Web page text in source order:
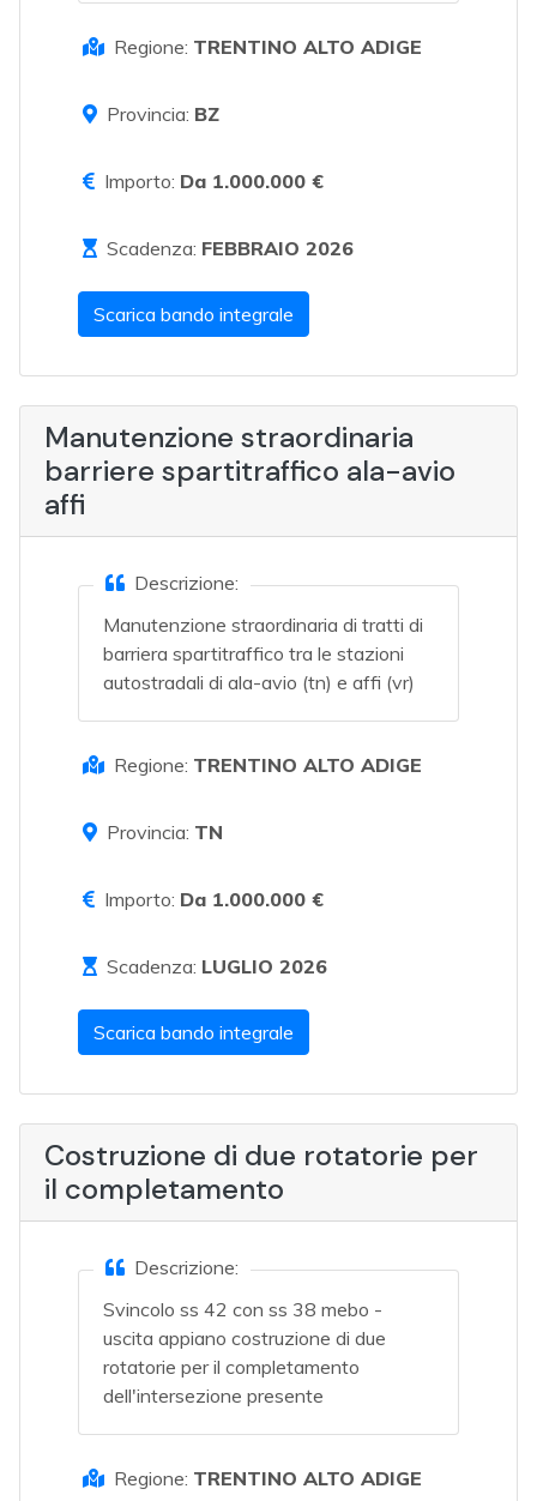
Regione: TRENTINO ALTO ADIGE
Provincia: BZ
Importo: Da 1.000.000 €
Scadenza: FEBBRAIO 2026
Scarica bando integrale
Manutenzione straordinaria
barriere spartitraffico ala-avio
affi
Descrizione:
Manutenzione straordinaria di tratti di
barriera spartitraffico tra le stazioni
autostradali di ala-avio (tn) e affi (vr)
Regione: TRENTINO ALTO ADIGE
Provincia: TN
Importo: Da 1.000.000 €
Scadenza: LUGLIO 2026
Scarica bando integrale
Costruzione di due rotatorie per
il completamento
Descrizione:
Svincolo ss 42 con ss 38 mebo -
uscita appiano costruzione di due
rotatorie per il completamento
dell'intersezione presente
Regione: TRENTINO ALTO ADIGE